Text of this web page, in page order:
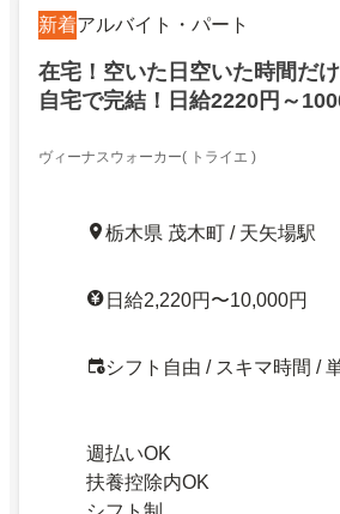
新着アルバイト・パート
在宅！空いた日空いた時間だ
自宅で完結！日給2220円～
ヴィーナスウォーカー( トライエ )
栃木県 茂木町 / 天矢場駅
日給2,220円〜10,000円
シフト自由 / スキマ時間 /
週払いOK
扶養控除内OK